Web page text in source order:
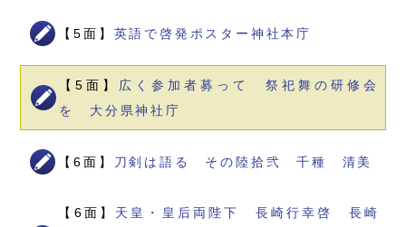
【5面】 英語で啓発ポスター神社本庁
【5面】 広く参加者募って 祭祀舞の研修会
を 大分県神社庁
【6面】 刀剣は語る その陸拾弐 千種 清美
【6面】 天皇・皇后両陛下 長崎行幸啓 長崎